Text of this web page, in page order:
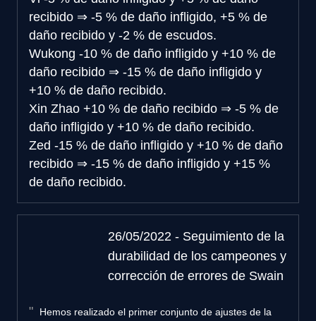
recibido ⇒ -5 % de daño infligido, +5 % de
daño recibido y -2 % de escudos.
Wukong -10 % de daño infligido y +10 % de
daño recibido ⇒ -15 % de daño infligido y
+10 % de daño recibido.
Xin Zhao +10 % de daño recibido ⇒ -5 % de
daño infligido y +10 % de daño recibido.
Zed -15 % de daño infligido y +10 % de daño
recibido ⇒ -15 % de daño infligido y +15 %
de daño recibido.
26/05/2022 - Seguimiento de la
durabilidad de los campeones y
corrección de errores de Swain
Hemos realizado el primer conjunto de ajustes de la